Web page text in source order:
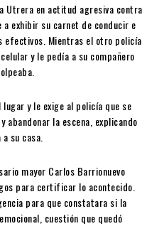
Utrera en actitud agresiva contra
exhibir su carnet de conducir e
efectivos. Mientras el otro policía
y le pedía a su compañero
y le exige al policía que se
abandonar la escena, explicando
su casa.
mayor Carlos Barrionuevo
para certificar lo acontecido.
para que constatara si la
cuestión que quedó